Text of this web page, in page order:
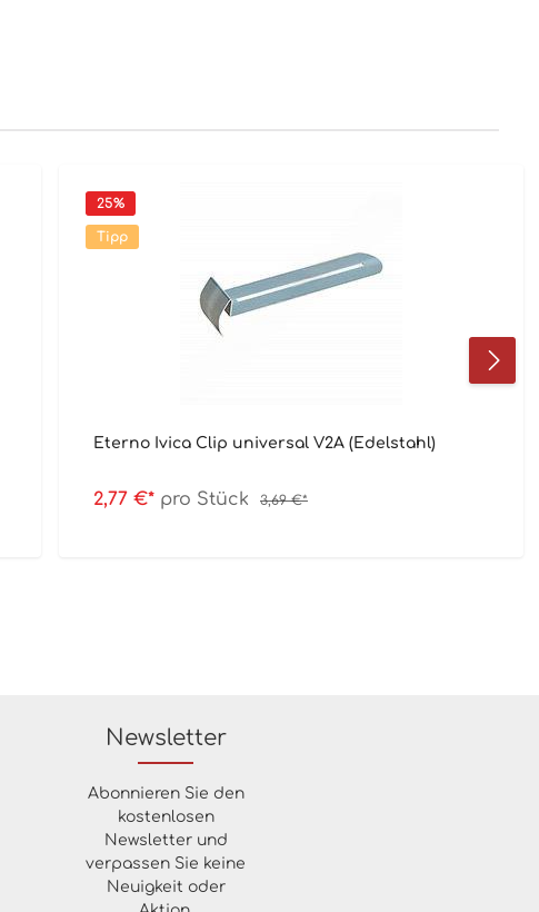
25%
Tipp
Eterno Ivica Clip universal V2A (Edelstahl)
2,77 €* pro Stück 3,69 €*
Newsletter
Abonnieren Sie den
kostenlosen
Newsletter und
verpassen Sie keine
Neuigkeit oder